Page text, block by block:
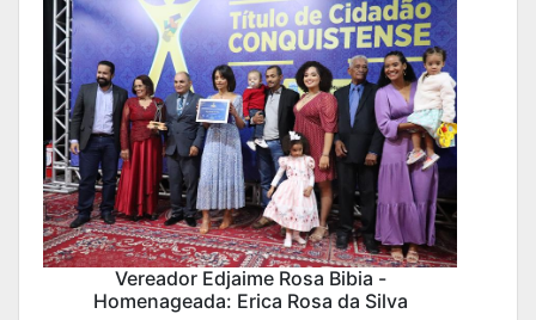
Vereador Edjaime Rosa Bibia -
Homenageada: Erica Rosa da Silva